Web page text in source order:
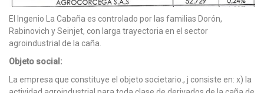
El Ingenio La Cabaña es controlado por las familias Dorón,
Rabinovich y Seinjet, con larga trayectoria en el sector
agroindustrial de la caña.
Objeto social:
La empresa que constituye el objeto societario., j consiste en: x) la